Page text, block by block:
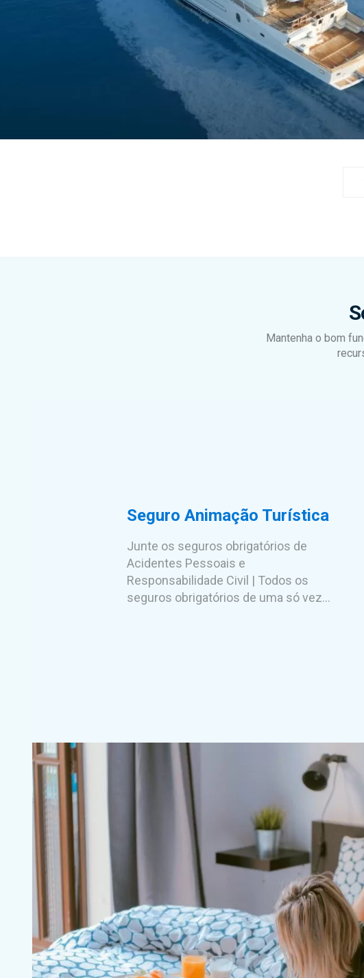
Mantenha o bom
Seguro Animação Turística
Junte os seguros obrigatórios de
Acidentes Pessoais e
Responsabilidade Civil | Todos os
seguros obrigatórios de uma só vez...